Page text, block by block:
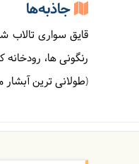
جاذبه‌ها
قایق سواری تالاب
رنگونی ها،
(طولانی ترین آبشار